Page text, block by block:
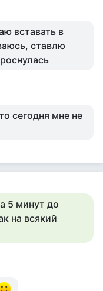
вставать в
ставлю
сегодня мне не
5 минут до
на всякий